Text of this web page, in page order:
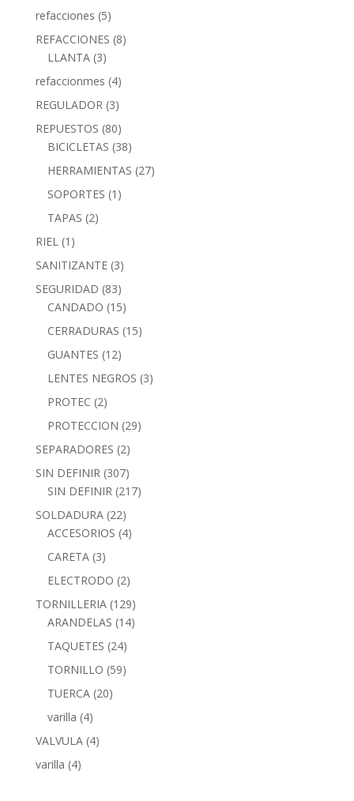
refacciones (5)
REFACCIONES (8)
LLANTA (3)
refaccionmes (4)
REGULADOR (3)
REPUESTOS (80)
BICICLETAS (38)
HERRAMIENTAS (27)
SOPORTES (1)
TAPAS (2)
RIEL (1)
SANITIZANTE (3)
SEGURIDAD (83)
CANDADO (15)
CERRADURAS (15)
GUANTES (12)
LENTES NEGROS (3)
PROTEC (2)
PROTECCION (29)
SEPARADORES (2)
SIN DEFINIR (307)
SIN DEFINIR (217)
SOLDADURA (22)
ACCESORIOS (4)
CARETA (3)
ELECTRODO (2)
TORNILLERIA (129)
ARANDELAS (14)
TAQUETES (24)
TORNILLO (59)
TUERCA (20)
varilla (4)
VALVULA (4)
varilla (4)